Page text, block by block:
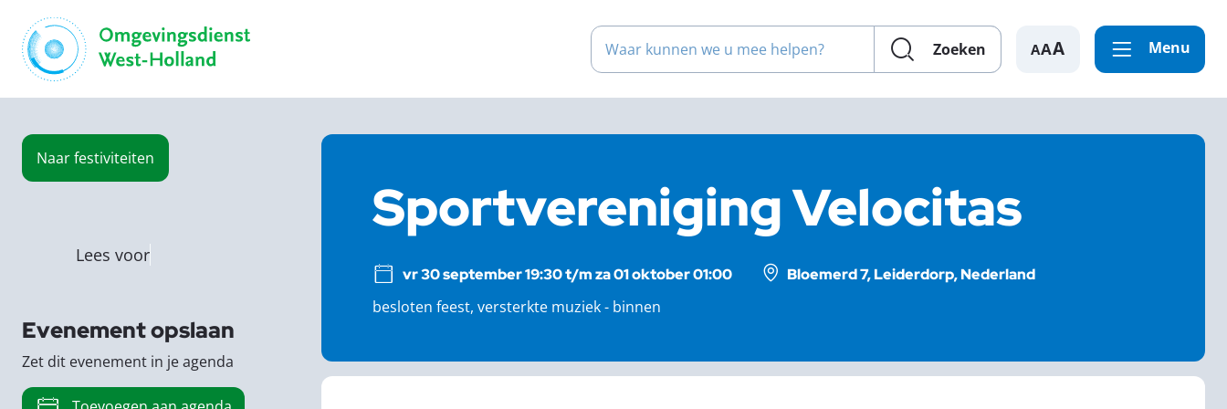
Waar kunnen we u mee helpen?
Zoeken A Menu
Naarfestiviteiten
Sportvereniging Velocitas
vr 30 september 19:30 t/m za 01 oktober 01:00
Bloemerd 7, Leiderdorp, Nederland
besloten feest, versterkte muziek - binnen
Lees voor
Evenement opslaan
Zet dit evenement in je agenda